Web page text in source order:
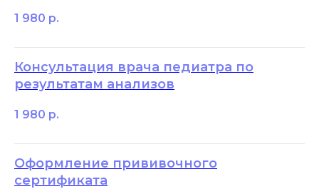
1 980 р.
Консультация врача педиатра по
результатам анализов
1 980 р.
Оформление прививочного
сертификата